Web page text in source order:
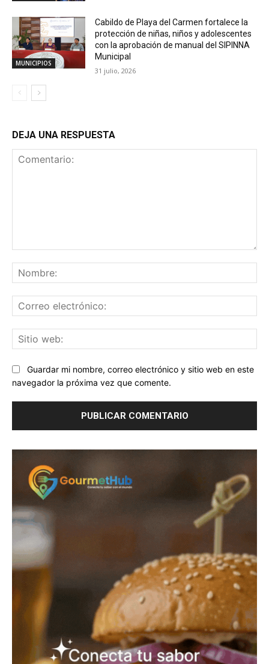
MUNICIPIOS
Cabildo de Playa del Carmen fortalece la
protección de niñas, niños y adolescentes
con la aprobación de manual del SIPINNA
Municipal
31 julio, 2026
DEJA UNA RESPUESTA
Guardar mi nombre, correo electrónico y sitio web en este
navegador la próxima vez que comente.